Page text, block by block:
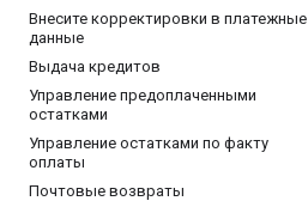
Внесите корректировки в платежные
данные
Выдача кредитов
Управление предоплаченными
остатками
Управление остатками по факту
оплаты
Почтовые возвраты